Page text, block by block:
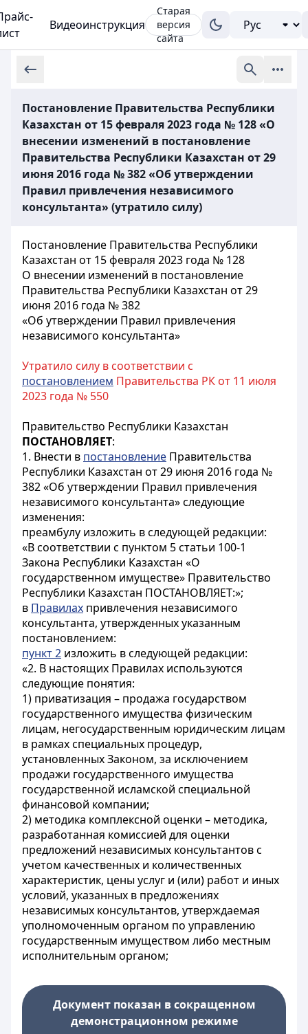
Видеоинструкция
Старая
версия
сайта
Постановление Правительства Республики
Казахстан от 15 февраля 2023 года № 128 «О
внесении изменений в постановление
Правительства Республики Казахстан от 29
июня 2016 года № 382 «Об утверждении
Правил привлечения независимого
консультанта» (утратило силу)
Постановление Правительства Республики
Казахстан от 15 февраля 2023 года № 128
О внесении изменений в постановление
Правительства Республики Казахстан от 29
июня 2016 года № 382
«Об утверждении Правил привлечения
независимого консультанта»
Утратило силу в соответствии с
постановлением Правительства РК от 11 июля
2023 года № 550
Правительство Республики Казахстан
ПОСТАНОВЛЯЕТ:
1. Внести в постановление Правительства
Республики Казахстан от 29 июня 2016 года №
382 «Об утверждении Правил привлечения
независимого консультанта» следующие
изменения:
преамбулу изложить в следующей редакции:
«В соответствии с пунктом 5 статьи 100-1
Закона Республики Казахстан «О
государственном имуществе» Правительство
Республики Казахстан ПОСТАНОВЛЯЕТ:»;
в Правилах привлечения независимого
консультанта, утвержденных указанным
постановлением:
пункт 2 изложить в следующей редакции:
«2. В настоящих Правилах используются
следующие понятия:
1) приватизация – продажа государством
государственного имущества физическим
лицам, негосударственным юридическим лицам
в рамках специальных процедур,
установленных Законом, за исключением
продажи государственного имущества
государственной исламской специальной
финансовой компании;
2) методика комплексной оценки – методика,
разработанная комиссией для оценки
предложений независимых консультантов с
учетом качественных и количественных
характеристик, цены услуг и (или) работ и иных
условий, указанных в предложениях
независимых консультантов, утверждаемая
уполномоченным органом по управлению
государственным имуществом либо местным
исполнительным органом;
Документ показан в сокращенном
демонстрационном режиме